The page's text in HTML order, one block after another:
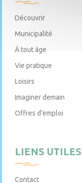
Découvrir
Municipalité
À tout âge
Vie pratique
Loisirs
Imaginer demain
Offres d’emploi
LIENS UTILES
Contact